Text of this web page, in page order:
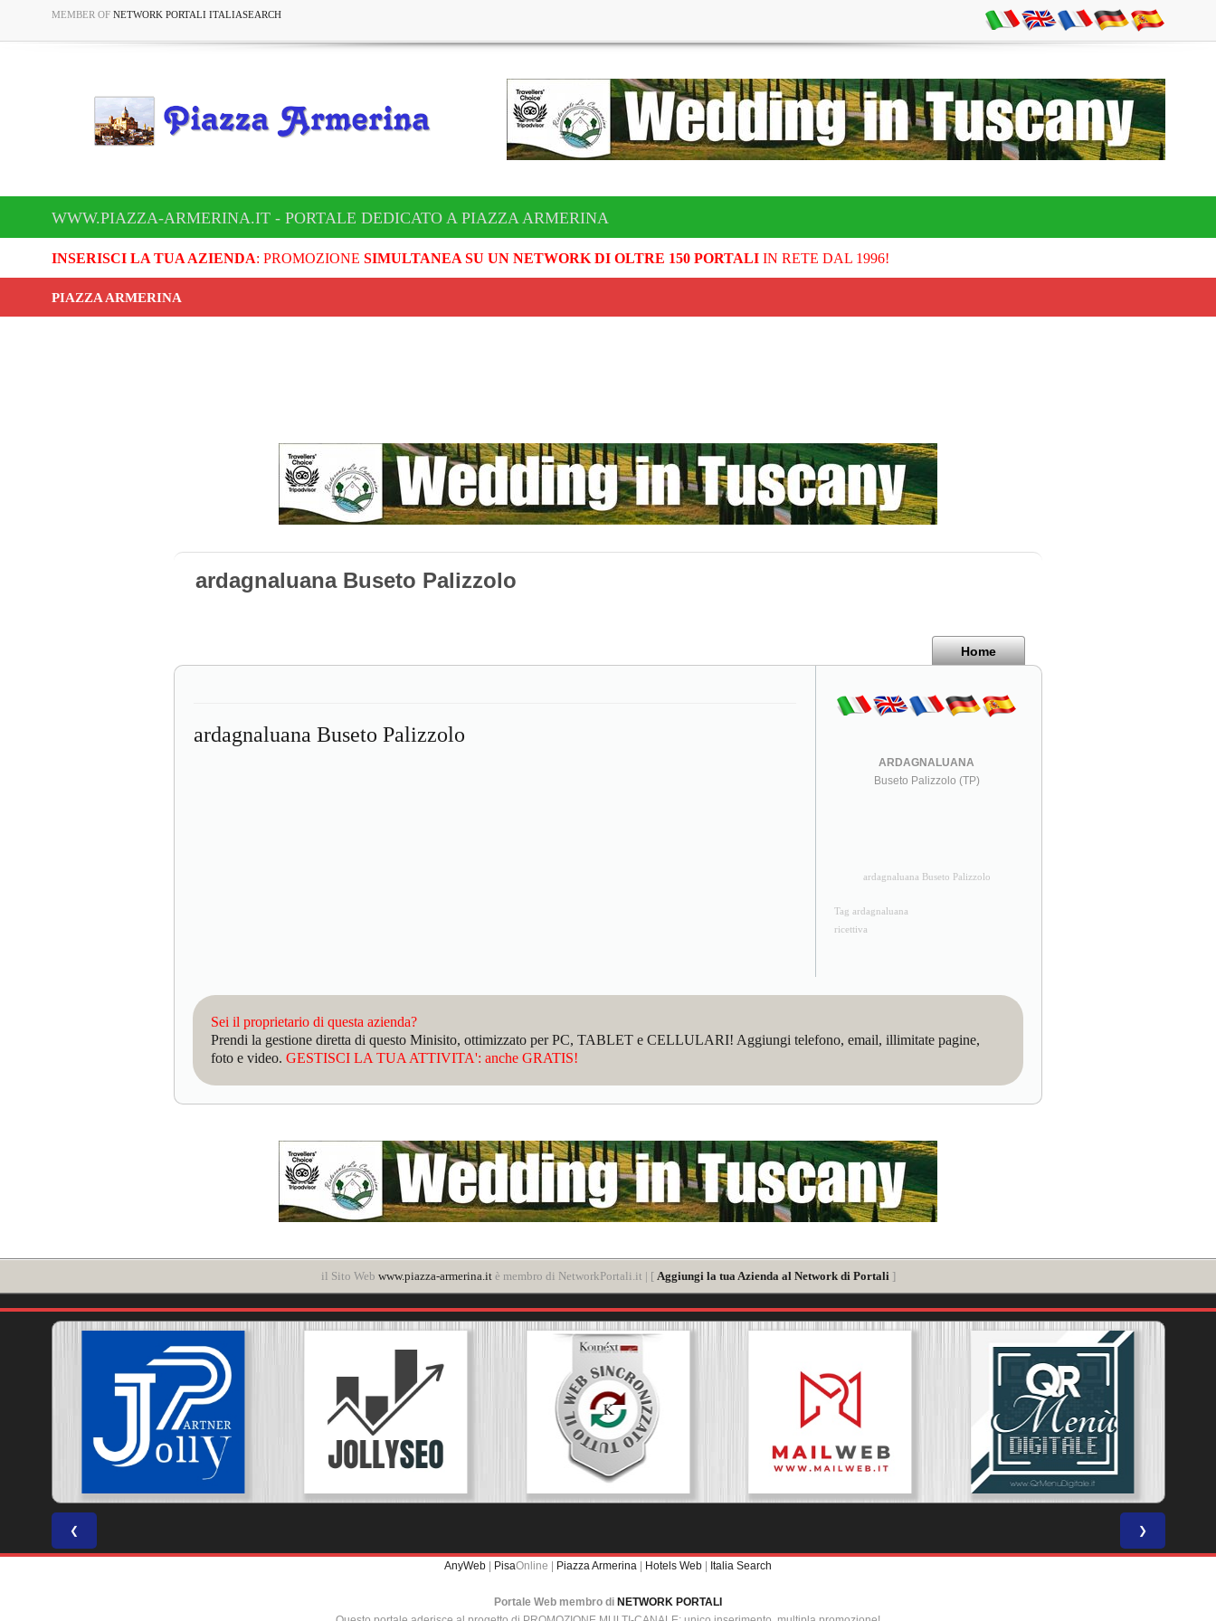
MEMBER OF NETWORK PORTALI ITALIASEARCH
WWW.PIAZZA-ARMERINA.IT - PORTALE DEDICATO A PIAZZA ARMERINA
INSERISCI LA TUA AZIENDA: PROMOZIONE SIMULTANEA SU UN NETWORK DI OLTRE 150 PORTALIIN RETE DAL 1996!
PIAZZA ARMERINA
ardagnaluana Buseto Palizzolo
Home
ardagnaluana Buseto Palizzolo
ARDAGNALUANA
Buseto Palizzolo (TP)
ardagnaluana Buseto Palizzolo
Tag ardagnaluana
ricettiva
Sei il proprietario di questa azienda?
Prendi la gestione diretta di questo Minisito, ottimizzato per PC, TABLET e CELLULARI! Aggiungi telefono, email, illimitate pagine,
foto e video. GESTISCI LA TUA ATTIVITA': anche GRATIS!
il Sito Web www.piazza-armerina.itè membro di NetworkPortali.it | [ Aggiungi la tua Azienda al Network di Portali ]
❮ ❯
AnyWeb | PisaOnline | Piazza Armerina | Hotels Web | Italia Search
Portale Web membro di NETWORK PORTALI